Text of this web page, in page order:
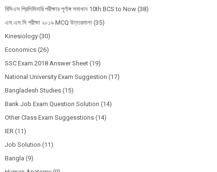
বিসিএস প্রিলিমিনারি পরীক্ষার পূর্ণাঙ্গ সমাধান 10th BCS to Now (38)
এস.এস.সি পরীক্ষা ২০১৯ MCQ উত্তরমালা (35)
Kinesiology (30)
Economics (26)
SSC Exam 2018 Answer Sheet (19)
National University Exam Suggestion (17)
Bangladesh Studies (15)
Bank Job Exam Question Solution (14)
Other Class Exam Suggesstions (14)
IER (11)
Job Solution (11)
Bangla (9)